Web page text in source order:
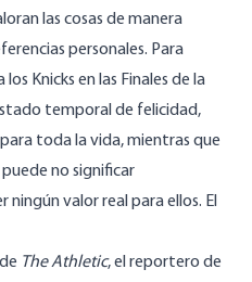
las cosas de manera
personales. Para
Knicks en las Finales de la
temporal de felicidad,
toda la vida, mientras que
no significar
valor real para ellos. El
The Athletic, el reportero de